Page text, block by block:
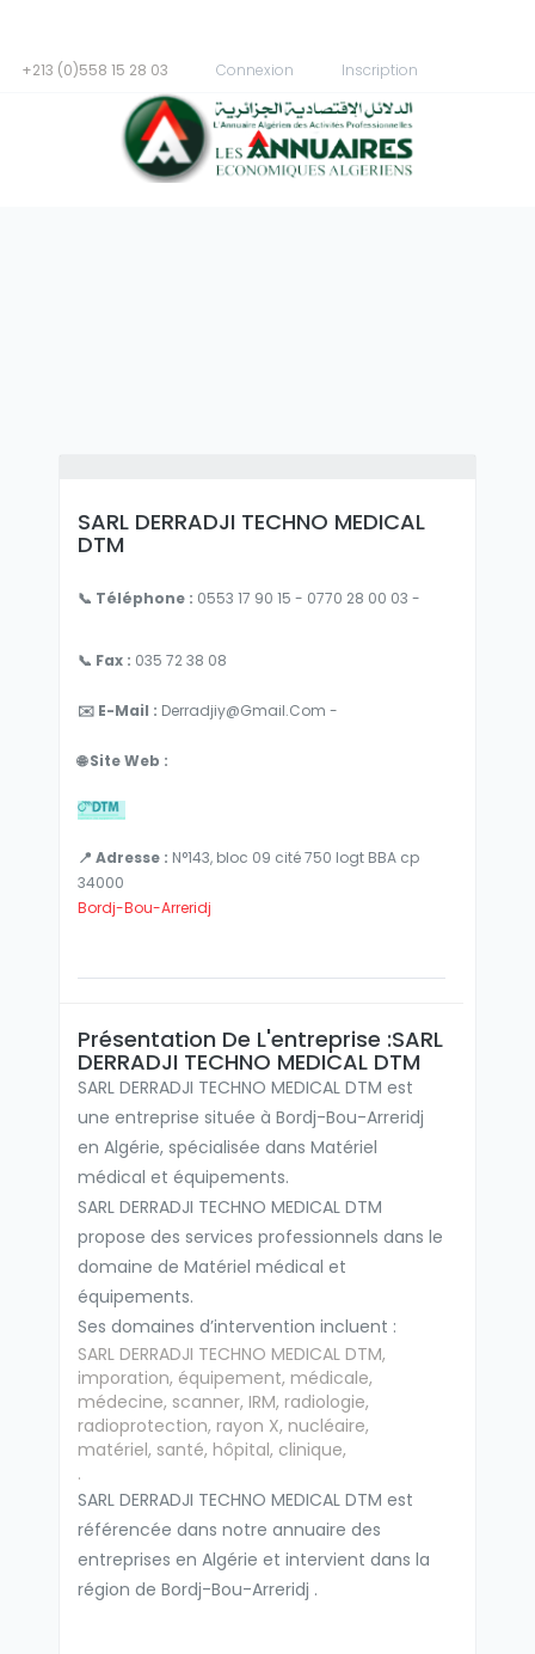
+213 (0)558 15 28 03 Connexion Inscription
SARL DERRADJI TECHNO MEDICAL
DTM
📞 Téléphone : 0553 17 90 15 - 0770 28 00 03 -
📞 Fax : 035 72 38 08
✉️ E-Mail : Derradjiy@gmail.com -
🌐 Site Web :
📍 Adresse : N°143, bloc 09 cité 750 logt BBA cp
34000
Bordj-Bou-Arreridj
Présentation De L'entreprise :SARL
DERRADJI TECHNO MEDICAL DTM
SARL DERRADJI TECHNO MEDICAL DTM est
une entreprise située à Bordj-Bou-Arreridj
en Algérie, spécialisée dans Matériel
médical et équipements.
SARL DERRADJI TECHNO MEDICAL DTM
propose des services professionnels dans le
domaine de Matériel médical et
équipements.
Ses domaines d’intervention incluent :
SARL DERRADJI TECHNO MEDICAL DTM,
imporation, équipement, médicale,
médecine, scanner, IRM, radiologie,
radioprotection, rayon X, nucléaire,
matériel, santé, hôpital, clinique,
.
SARL DERRADJI TECHNO MEDICAL DTM est
référencée dans notre annuaire des
entreprises en Algérie et intervient dans la
région de Bordj-Bou-Arreridj .